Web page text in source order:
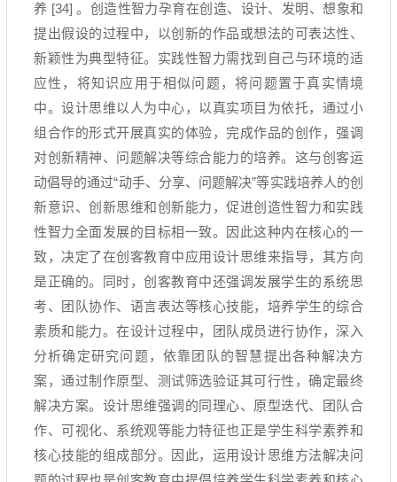
养 [34]。创造性智力孕育在创造、设计、发明、想象和
提出假设的过程中，以创新的作品或想法的可表达性、
新颖性为典型特征。实践性智力需找到自己与环境的适
应性，将知识应用于相似问题，将问题置于真实情境
中。设计思维以人为中心，以真实项目为依托，通过小
组合作的形式开展真实的体验，完成作品的创作，强调
对创新精神、问题解决等综合能力的培养。这与创客运
动倡导的通过“动手、分享、问题解决”等实践培养人的创
新意识、创新思维和创新能力，促进创造性智力和实践
性智力全面发展的目标相一致。因此这种内在核心的一
致，决定了在创客教育中应用设计思维来指导，其方向
是正确的。同时，创客教育中还强调发展学生的系统思
考、团队协作、语言表达等核心技能，培养学生的综合
素质和能力。在设计过程中，团队成员进行协作，深入
分析确定研究问题，依靠团队的智慧提出各种解决方
案，通过制作原型、测试筛选验证其可行性，确定最终
解决方案。设计思维强调的同理心、原型迭代、团队合
作、可视化、系统观等能力特征也正是学生科学素养和
核心技能的组成部分。因此，运用设计思维方法解决问